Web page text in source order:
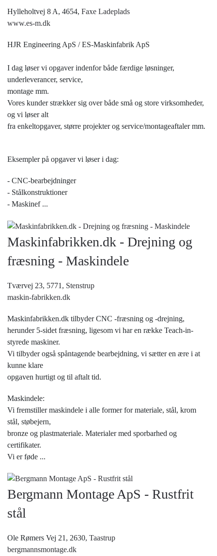
Hylleholtvej 8 A, 4654, Faxe Ladeplads
www.es-m.dk
HJR Engineering ApS / ES-Maskinfabrik ApS
I dag løser vi opgaver indenfor både færdige løsninger,
underleverancer, service,
montage mm.
Vores kunder strækker sig over både små og store virksomheder,
og vi løser alt
fra enkeltopgaver, større projekter og service/montageaftaler mm.
Eksempler på opgaver vi løser i dag:
- CNC-bearbejdninger
- Stålkonstruktioner
- Maskinef ...
Maskinfabrikken.dk - Drejning og
fræsning - Maskindele
Tværvej 23, 5771, Stenstrup
maskin-fabrikken.dk
Maskinfabrikken.dk tilbyder CNC -fræsning og -drejning,
herunder 5-sidet fræsning, ligesom vi har en række Teach-in-
styrede maskiner.
Vi tilbyder også spåntagende bearbejdning, vi sætter en ære i at
kunne klare
opgaven hurtigt og til aftalt tid.
Maskindele:
Vi fremstiller maskindele i alle former for materiale, stål, krom
stål, støbejern,
bronze og plastmateriale. Materialer med sporbarhed og
certifikater.
Vi er føde ...
Bergmann Montage ApS - Rustfrit
stål
Ole Rømers Vej 21, 2630, Taastrup
bergmannsmontage.dk